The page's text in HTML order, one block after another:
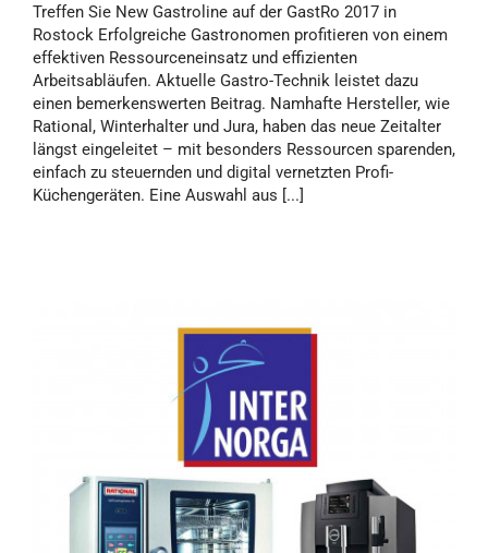
Treffen Sie New Gastroline auf der GastRo 2017 in
Rostock Erfolgreiche Gastronomen profitieren von einem
effektiven Ressourceneinsatz und effizienten
Arbeitsabläufen. Aktuelle Gastro-Technik leistet dazu
einen bemerkenswerten Beitrag. Namhafte Hersteller, wie
Rational, Winterhalter und Jura, haben das neue Zeitalter
längst eingeleitet – mit besonders Ressourcen sparenden,
einfach zu steuernden und digital vernetzten Profi-
Küchengeräten. Eine Auswahl aus [...]